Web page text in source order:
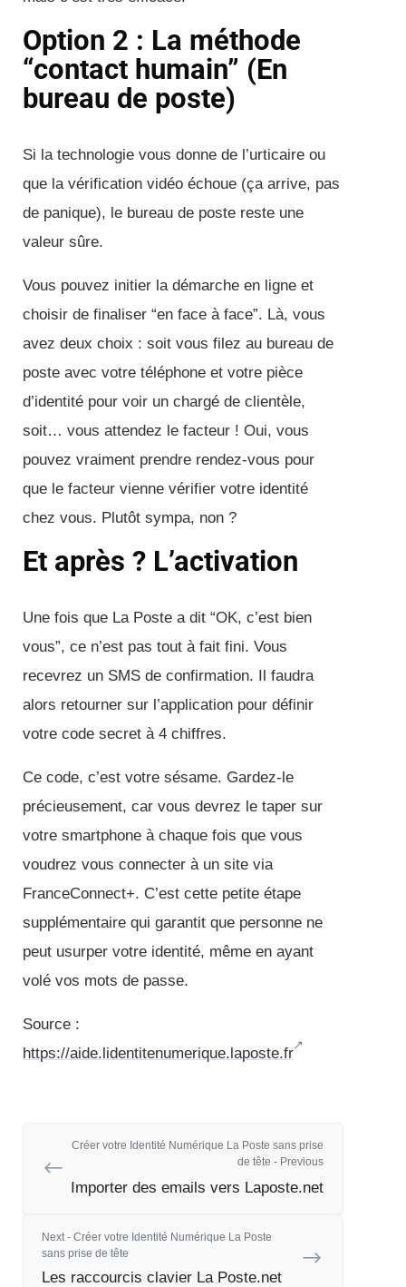
Option 2 : La méthode
“contact humain” (En
bureau de poste)
Si la technologie vous donne de l’urticaire ou
que la vérification vidéo échoue (ça arrive, pas
de panique), le bureau de poste reste une
valeur sûre.
Vous pouvez initier la démarche en ligne et
choisir de finaliser “en face à face”. Là, vous
avez deux choix : soit vous filez au bureau de
poste avec votre téléphone et votre pièce
d’identité pour voir un chargé de clientèle,
soit… vous attendez le facteur ! Oui, vous
pouvez vraiment prendre rendez-vous pour
que le facteur vienne vérifier votre identité
chez vous. Plutôt sympa, non ?
Et après ? L’activation
Une fois que La Poste a dit “OK, c’est bien
vous”, ce n’est pas tout à fait fini. Vous
recevrez un SMS de confirmation. Il faudra
alors retourner sur l’application pour définir
votre code secret à 4 chiffres.
Ce code, c’est votre sésame. Gardez-le
précieusement, car vous devrez le taper sur
votre smartphone à chaque fois que vous
voudrez vous connecter à un site via
FranceConnect+. C’est cette petite étape
supplémentaire qui garantit que personne ne
peut usurper votre identité, même en ayant
volé vos mots de passe.
Source :
https://aide.lidentitenumerique.laposte.fr
Créer votre Identité Numérique La Poste sans prise
de tête - Previous
Importer des emails vers Laposte.net
Next - Créer votre Identité Numérique La Poste
sans prise de tête
Les raccourcis clavier La Poste.net